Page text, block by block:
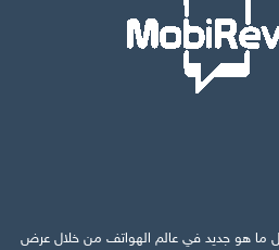
ما هو جديد في عالم الهواتف من خلال عرض